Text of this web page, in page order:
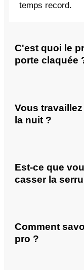
temps record.
C'est quoi le
porte claquée
Vous
la nuit ?
Est-ce que
casser la
Comment
pro ?